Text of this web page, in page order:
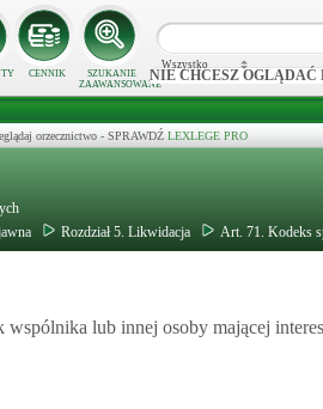
CENNIK
SZUKANIE
ZAAWANSOWANE
Wszystko
NIE CHCESZ OGLĄDAĆ
orzecznictwo - SPRAWDŹ LEXLEGE PRO
Rozdział 5. Likwidacja Art. 71. Kodeks
lub innej osoby mającej